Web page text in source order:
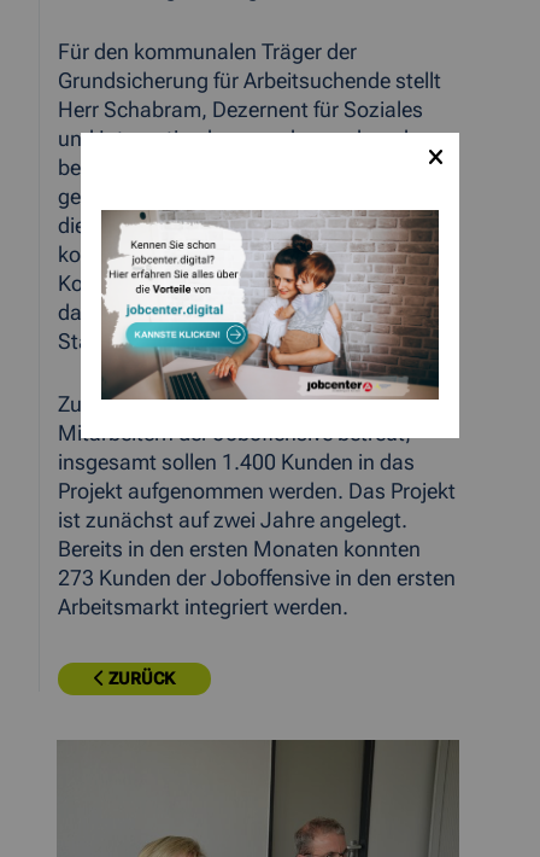
Für den kommunalen Träger der
Grundsicherung für Arbeitsuchende stellt
Herr Schabram, Dezernent für Soziales
und Integration heraus, dass neben der
beruflichen Einbindung der Menschen eine
gesellschaftliche Integration erreicht wird,
die praktischerweise auch noch den
kommunalen Finanzierungsanteil an den
Kosten der Grundsicherung senkt und
damit allen Bürgerinnen und Bürgern in der
StädteRegion zugutekommt.“
Zurzeit werden 1.250 Kunden von den
Mitarbeitern der Joboffensive betreut,
insgesamt sollen 1.400 Kunden in das
Projekt aufgenommen werden. Das Projekt
ist zunächst auf zwei Jahre angelegt.
Bereits in den ersten Monaten konnten
273 Kunden der Joboffensive in den ersten
Arbeitsmarkt integriert werden.
ZURÜCK